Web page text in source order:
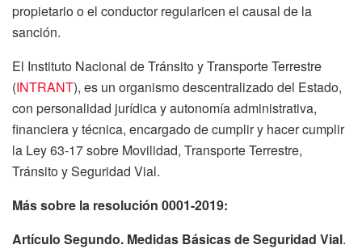
propietario o el conductor regularicen el causal de la
sanción.
El Instituto Nacional de Tránsito y Transporte Terrestre
(INTRANT), es un organismo descentralizado del Estado,
con personalidad jurídica y autonomía administrativa,
financiera y técnica, encargado de cumplir y hacer cumplir
la Ley 63-17 sobre Movilidad, Transporte Terrestre,
Tránsito y Seguridad Vial.
Más sobre la resolución 0001-2019:
Artículo Segundo. Medidas Básicas de Seguridad Vial.